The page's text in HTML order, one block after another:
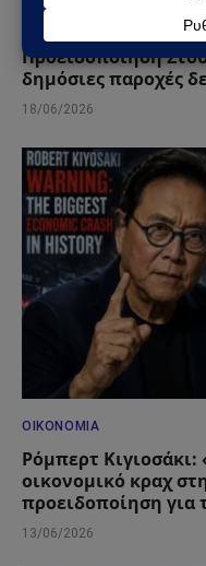
Προειδοποίηση
δημόσιες παροχές
18/06/2026
ΟΙΚΟΝΟΜΊΑ
Ρόμπερτ Κιγιοσάκι:
οικονομικό κραχ
προειδοποίηση για
13/06/2026